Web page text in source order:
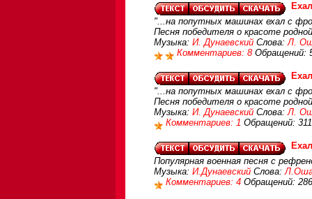
"...на попутных машинах ехал с
Песня победителя о красоте
Музыка: И. Дунаевский Слова:Л.
Комментариев: 8 Обращений:
"...на попутных машинах ехал с
Песня победителя о красоте
Музыка: И. Дунаевский Слова:Л.
Комментариев: 1 Обращений:
Популярная военная песня с
Музыка: И.Дунаевский Слова:
Комментариев: 4 Обращений: